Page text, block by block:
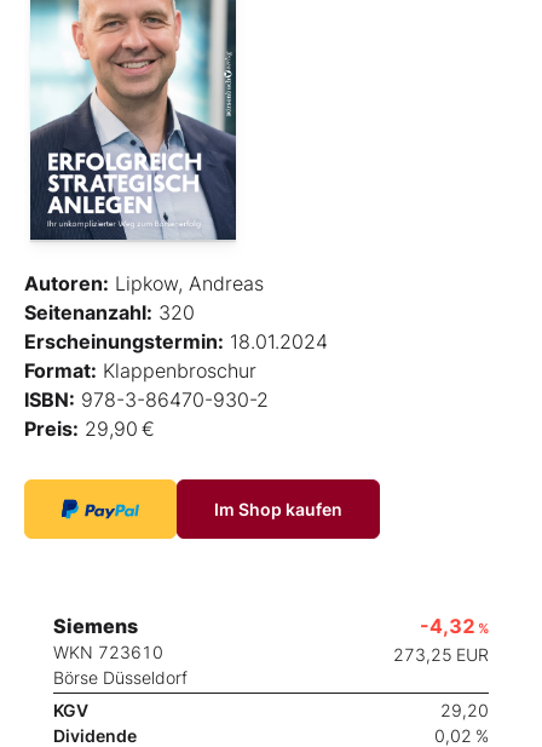
Autoren: Lipkow, Andreas
Seitenanzahl: 320
Erscheinungstermin: 18.01.2024
Format: Klappenbroschur
ISBN: 978-3-86470-930-2
Preis: 29,90 €
Im Shop kaufen
Siemens
WKN 723610
Börse Düsseldorf
-4,32 %
273,25 EUR
KGV
29,20
Dividende
0,02 %